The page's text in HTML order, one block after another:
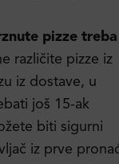
pizze treba
različite pizze iz
iz dostave, u
još 15-ak
biti sigurni
iz prve